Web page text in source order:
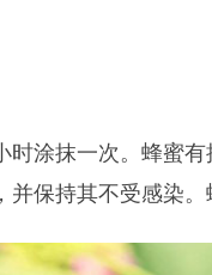
涂抹一次。蜂蜜
保持其不受感染。